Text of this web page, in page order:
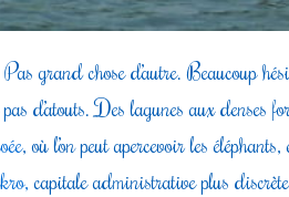
grand chose d’autre. Beaucoup
d’atouts. Des lagunes aux denses
, où l’on peut apercevoir les
capitale administrative plus